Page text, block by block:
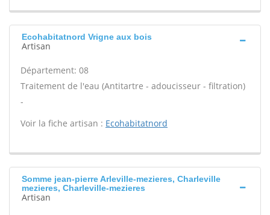
Ecohabitatnord Vrigne aux bois
Artisan
Département: 08
Traitement de l'eau (Antitartre - adoucisseur - filtration)
-
Voir la fiche artisan : Ecohabitatnord
Somme jean-pierre Arleville-mezieres, Charleville
mezieres, Charleville-mezieres
Artisan